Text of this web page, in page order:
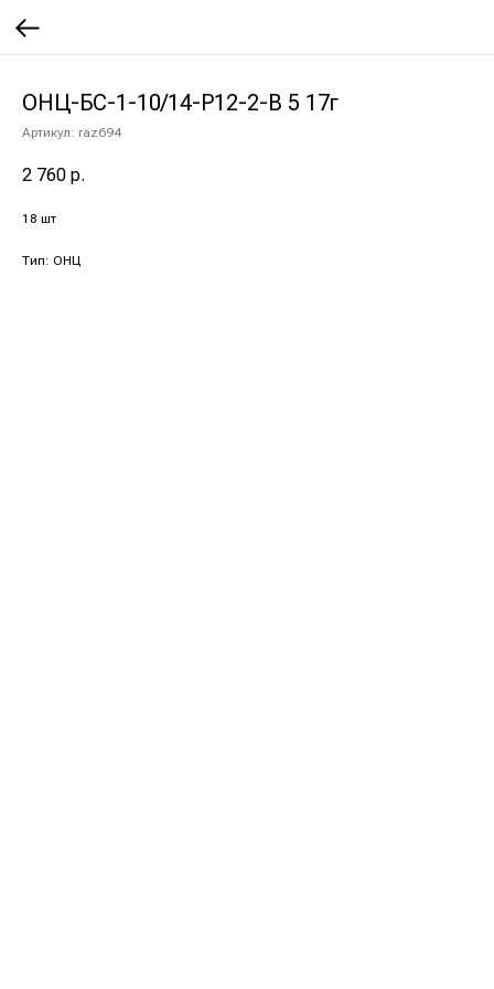
ОНЦ-БС-1-10/14-Р12-2-В 5 17г
Артикул: raz694
2 760 р.
18 шт
Тип: ОНЦ